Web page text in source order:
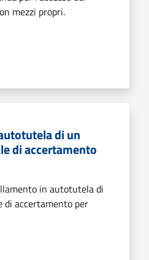
mezzi propri.
di un
di accertamento
in autotutela di
di accertamento per